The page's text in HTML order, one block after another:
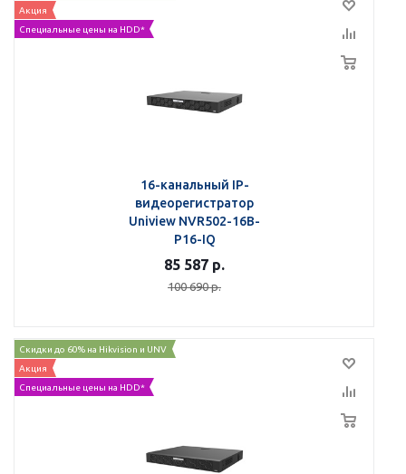
Акция
Специальные цены на HDD*
16-канальный IP-
видеорегистратор
Uniview NVR502-16B-
P16-IQ
85 587 р.
100 690р.
Скидки до 60% на Hikvision и UNV
Акция
Специальные цены на HDD*